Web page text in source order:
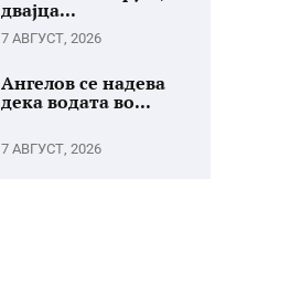
двајца...
7 АВГУСТ, 2026
Ангелов се надева
дека водата во...
7 АВГУСТ, 2026